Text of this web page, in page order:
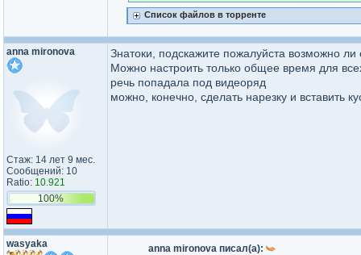
Список файлов в торренте
anna mironova
Стаж: 14 лет 9 мес.
Сообщений: 10
Ratio: 10.921
100%
Знатоки, подскажите пожалуйста возможно
Можно настроить только общее время для
речь попадала под видеоряд
можно, конечно, сделать нарезку и вставить
wasyaka anna mironova писал(а):